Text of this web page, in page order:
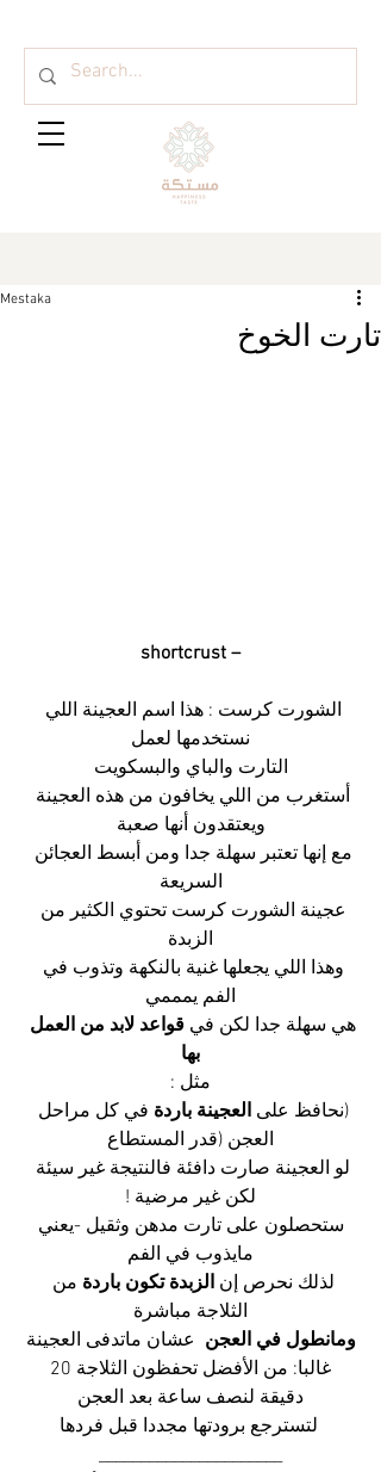
تارت الخوخ
Mestaka
shortcrust –
الشورت كرست : هذا اسم العجينة اللي
نستخدمها لعمل
التارت والباي والبسكويت
أستغرب من اللي يخافون من هذه العجينة
ويعتقدون أنها صعبة
مع إنها تعتبر سهلة جدا ومن أبسط العجائن
السريعة
عجينة الشورت كرست تحتوي الكثير من
الزبدة
وهذا اللي يجعلها غنية بالنكهة وتذوب في
الفم يمممي
هي سهلة جدا لكن في قواعد لابد من العمل
بها
مثل :
(نحافظ على العجينة باردة في كل مراحل
العجن (قدر المستطاع
لو العجينة صارت دافئة فالنتيجة غير سيئة
لكن غير مرضية !
ستحصلون على تارت مدهن وثقيل -يعني
مايذوب في الفم
لذلك نحرص إن الزبدة تكون باردة من
الثلاجة مباشرة
ومانطول في العجن عشان ماتدفى العجينة
دقيقة لنصف ساعة بعد العجن
لتسترجع برودتها مجددا قبل فردها
______________________